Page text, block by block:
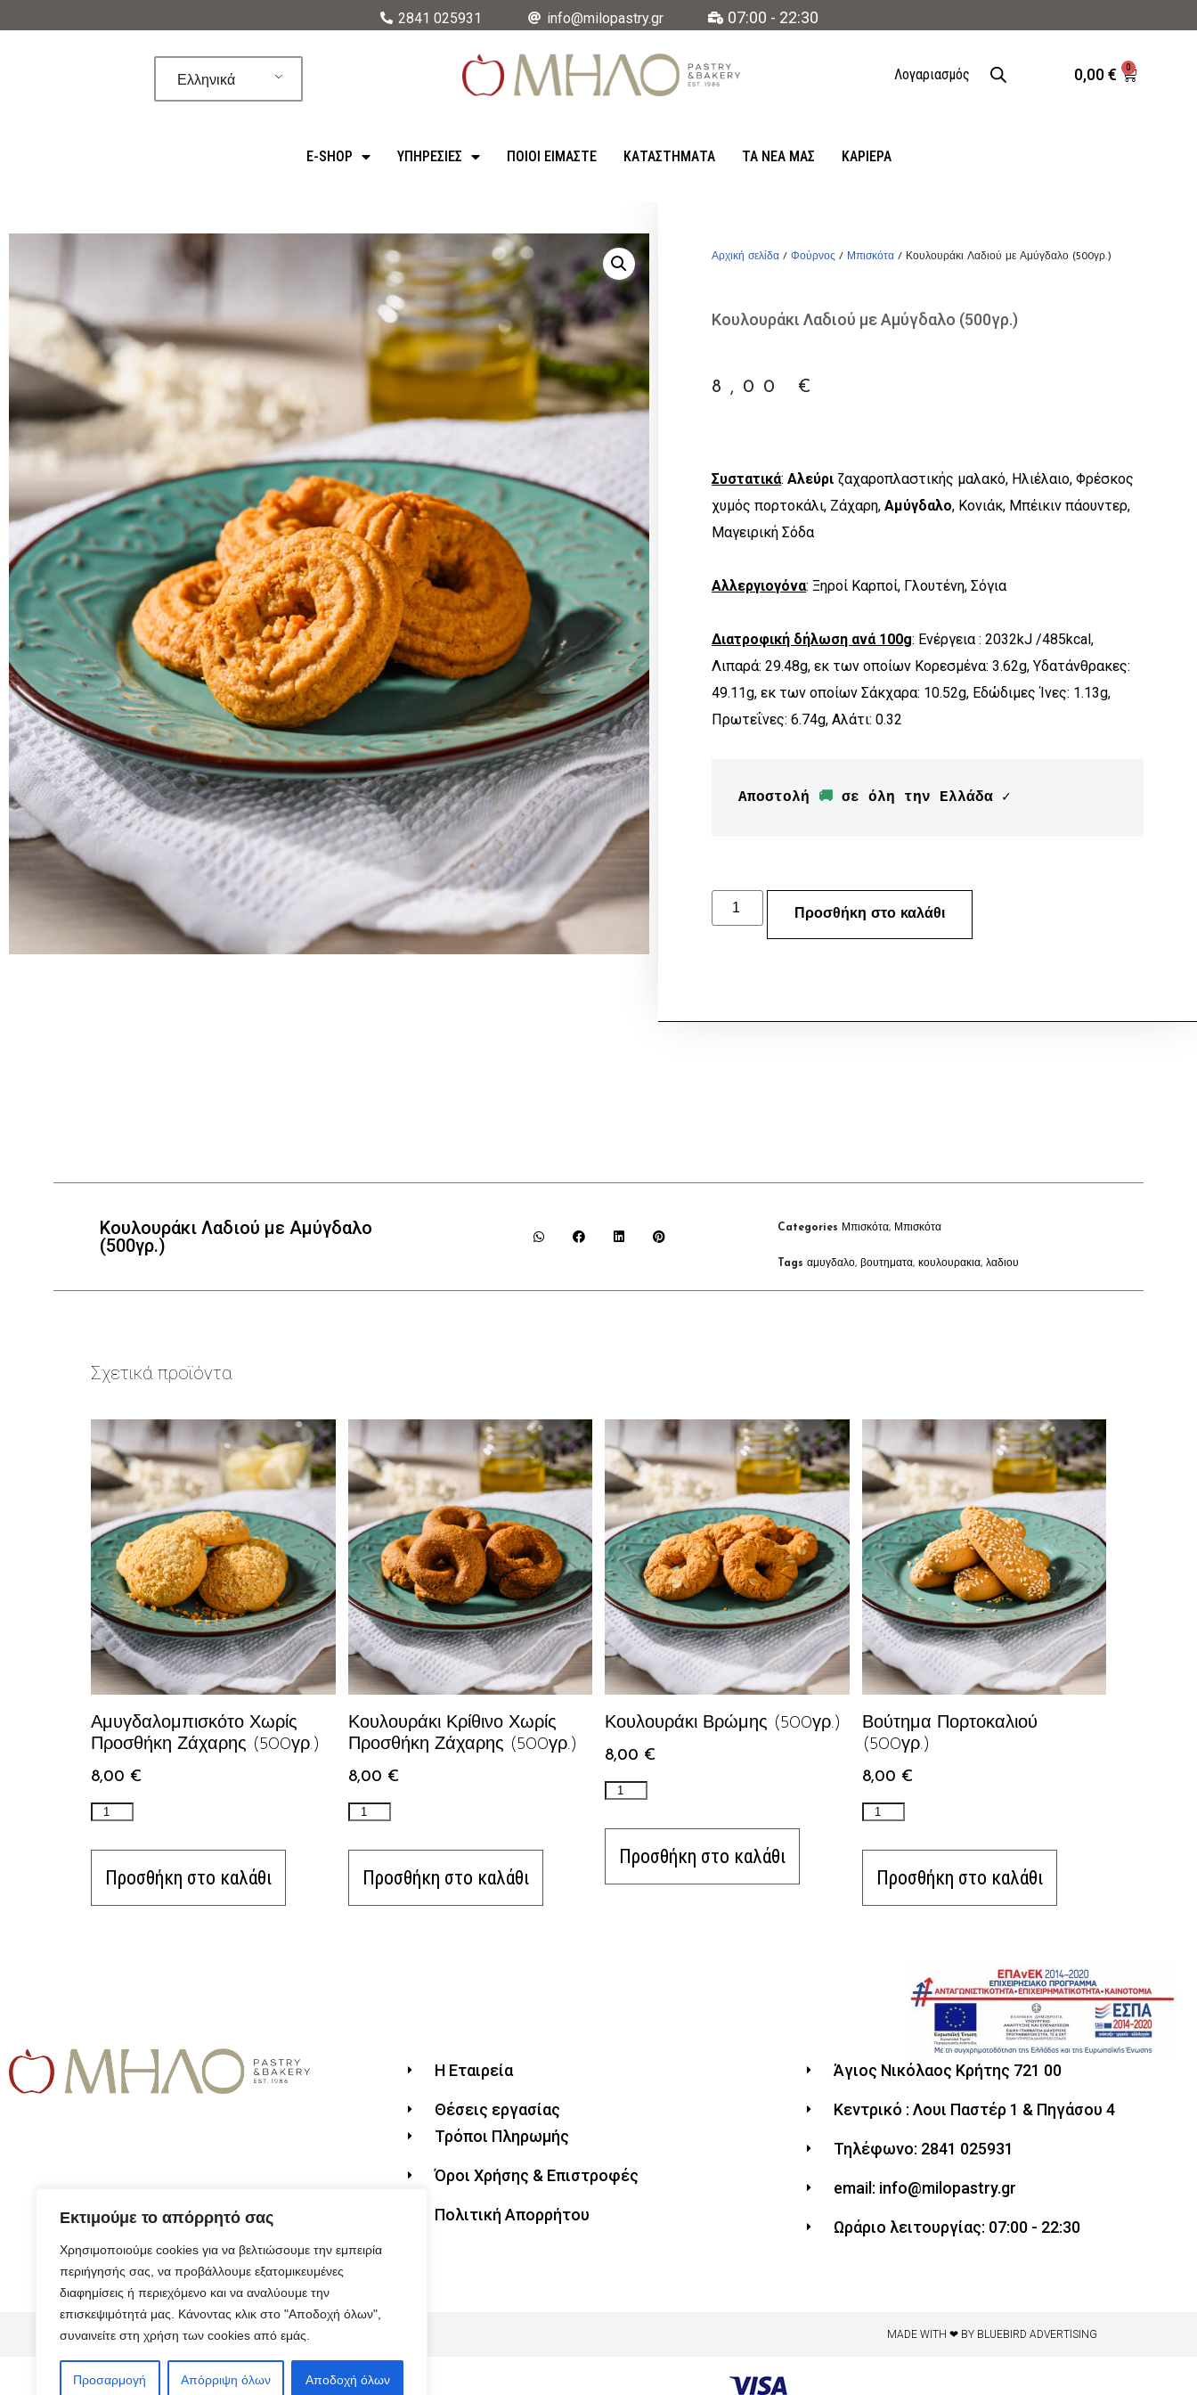
Εκτιμούμε το απόρρητό σας
Χρησιμοποιούμε cookies για να βελτιώσουμε την εμπειρία
περιήγησής σας, να προβάλλουμε εξατομικευμένες
διαφημίσεις ή περιεχόμενο και να αναλύουμε την
επισκεψιμότητά μας. Κάνοντας κλικ στο "Αποδοχή όλων",
συναινείτε στη χρήση των cookies από εμάς.
Προσαρμογή Απόρριψη όλων Αποδοχή όλων
2841 025931 info@milopastry.gr 07:00 - 22:30
Ελληνικά Λογαριασμός 0,00€ 0
E-SHOP ΥΠΗΡΕΣΊΕΣ ΠΟΙΟΙ ΕΙΜΑΣΤΕ ΚΑΤΑΣΤΉΜΑΤΑ ΤΑ ΝΈΑ ΜΑΣ ΚΑΡΙΈΡΑ
Αρχική σελίδα /Φούρνος / Μπισκότα / Κουλουράκι Λαδιού με Αμύγδαλο (500γρ.)
Κουλουράκι Λαδιού με Αμύγδαλο (500γρ.)
8,00 €
Συστατικά:Αλεύρι ζαχαροπλαστικής μαλακό, Ηλιέλαιο, Φρέσκος
χυμός πορτοκάλι, Ζάχαρη,Αμύγδαλο, Κονιάκ, Μπέικιν πάουντερ,
Μαγειρική Σόδα
Αλλεργιογόνα: Ξηροί Καρποί, Γλουτένη, Σόγια
Διατροφική δήλωση ανά 100g: Ενέργεια : 2032kJ /485kcal,
Λιπαρά: 29.48g, εκ των οποίων Kορεσμένα: 3.62g, Υδατάνθρακες:
49.11g, εκ των οποίων Σάκχαρα: 10.52g, Εδώδιμες Ίνες: 1.13g,
Πρωτεΐνες: 6.74g, Αλάτι: 0.32
Αποστολή 🚚 σε όλη την Ελλάδα ✓
Προσθήκη στο καλάθι
Κουλουράκι Λαδιού με Αμύγδαλο
(500γρ.)
Categories Μπισκότα, Μπισκότα
Tags αμυγδαλο,βουτηματα,κουλουρακια,λαδιου
Σχετικά προϊόντα
Αμυγδαλομπισκότο Χωρίς
Προσθήκη Ζάχαρης (500γρ.)
8,00 €
Προσθήκη στο καλάθι
Κουλουράκι Κρίθινο Χωρίς
Προσθήκη Ζάχαρης (500γρ.)
8,00 €
Προσθήκη στο καλάθι
Κουλουράκι Βρώμης (500γρ.)
8,00 €
Προσθήκη στο καλάθι
Βούτημα Πορτοκαλιού
(500γρ.)
8,00 €
Προσθήκη στο καλάθι
Η Εταιρεία
Θέσεις εργασίας
Τρόποι Πληρωμής
Όροι Χρήσης & Επιστροφές
Πολιτική Απορρήτου
Άγιος Νικόλαος Κρήτης 721 00
Κεντρικό : Λουι Παστέρ 1 & Πηγάσου 4
Τηλέφωνο: 2841 025931
email: info@milopastry.gr
Ωράριο λειτουργίας: 07:00 - 22:30
© 2026 ALL RIGHTS RESERVED​ MADE WITH ❤ BY BLUEBIRD ADVERTISING​